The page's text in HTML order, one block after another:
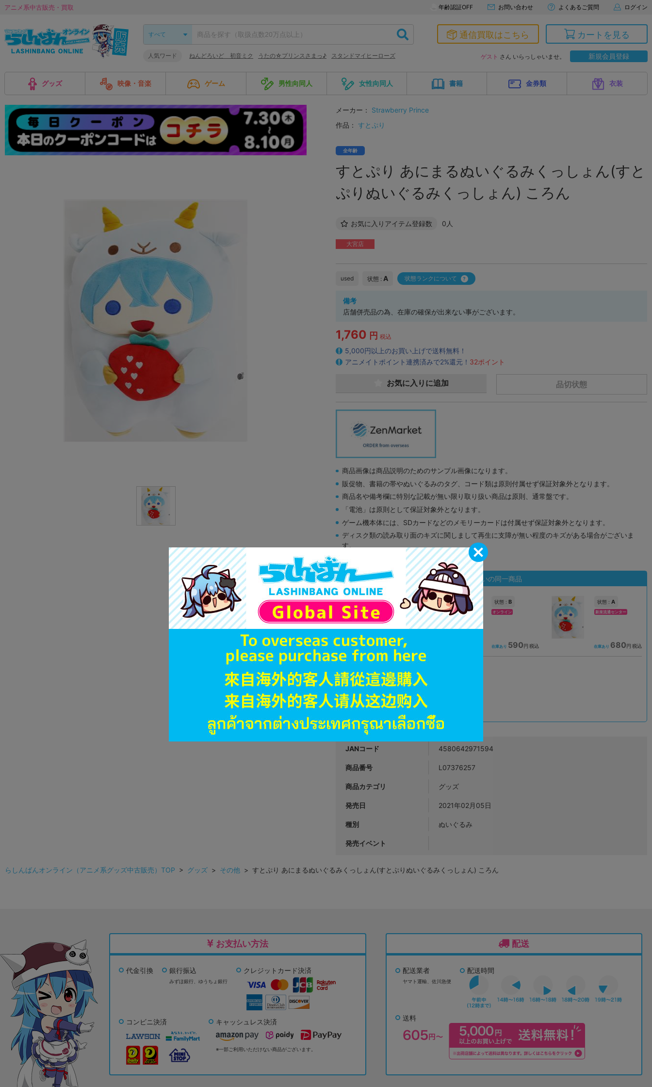
アニメ系中古販売・買取 年齢認証OFF お問い合わせ よくあるご質問 ログイン
人気ワード ねんどろいど 初音ミク うたの☆プリンスさまっ♪ スタンドマイヒーローズ
通信買取はこちら カートを見る
ゲスト さん いらっしゃいませ。 新規会員登録
グッズ 映像・音楽 ゲーム 男性向同人 女性向同人 書籍 金券類 衣装
メーカー：
Strawberry Prince
作品： すとぷり
全年齢
すとぷり あにまるぬいぐるみくっしょん(すと
ぷりぬいぐるみくっしょん) ころん
お気に入りアイテム登録数 0人
大宮店
used 状態 : A 状態ランクについて
備考
店舗併売品の為、在庫の確保が出来ない事がございます。
1,760 円 税込
5,000円以上のお買い上げで送料無料！
アニメイトポイント連携済みで2%還元！ 32ポイント
品切状態
お気に入りに追加
商品画像は商品説明のためのサンプル画像になります。
販促物、書籍の帯やぬいぐるみのタグ、コード類は原則付属せず保証対象外となります。
商品名や備考欄に特別な記載が無い限り取り扱い商品は原則、通常盤です。
「電池」は原則として保証対象外となります。
ゲーム機本体には、SDカードなどのメモリーカードは付属せず保証対象外となります。
ディスク類の読み取り面のキズに関しまして再生に支障が無い程度のキズがある場合がございま
す。
※詳細につきましてはコチラ
状態違いの同一商品
状態 :A
オンライン
品切状態 690
状態 : B
オンライン
在庫あり 590円 税込
状態 : A
新座流通センター
在庫あり 680円 税込
郡山店
在庫あり 1,190 円 税込
JANコード 4580642971594
商品番号 L07376257
商品カテゴリ グッズ
発売日 2021年02月05日
種別 ぬいぐるみ
発売イベント
らしんばんオンライン（アニメ系グッズ中古販売）TOP > グッズ > その他 > すとぷり あにまるぬいぐるみくっしょん(すとぷりぬいぐるみくっしょん) ころん
お支払い方法
代金引換 銀行振込
みずほ銀行、 ゆうちょ銀行
クレジットカード決済
コンビニ決済 キャッシュレス決済
※一部ご利用いただけない商品がございます。
配送
配送業者
ヤマト運輸、佐川急便
配送時間
送料